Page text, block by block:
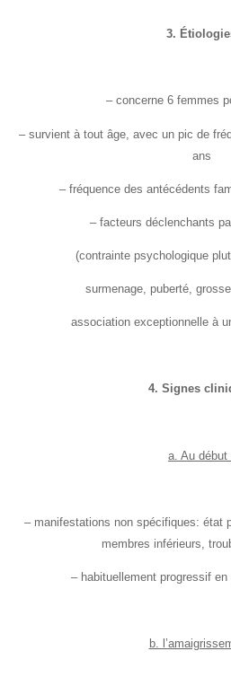
3.
– concerne 6 femmes
– survient à tout âge, avec un pic de
ans
– fréquence des antécédents
– facteurs déclenchants
(contrainte psychologique
surmenage, puberté,
association exceptionnelle à
4. Signes
a. Au début
– manifestations non spécifiques: état
membres inférieurs,
– habituellement progressif
b.